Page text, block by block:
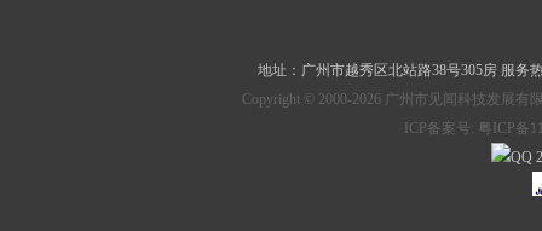
地址： 广州市越秀区北站路38号305房 服务
Copyright © 2000-2026 广州市见闻科技发展
ICP备案号: 粤ICP备